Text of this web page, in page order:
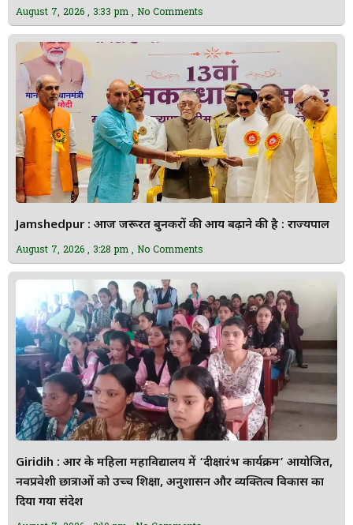
August 7, 2026 3:33 pm No Comments
Jamshedpur : आज जरूरत बुनकरों की आय बढ़ाने की है : राज्यपाल
August 7, 2026 3:28 pm No Comments
Giridih : आर के महिला महाविद्यालय में ‘दीक्षारंभ कार्यक्रम’ आयोजित,
नवप्रवेशी छात्राओं को उच्च शिक्षा, अनुशासन और व्यक्तित्व विकास का
दिया गया संदेश